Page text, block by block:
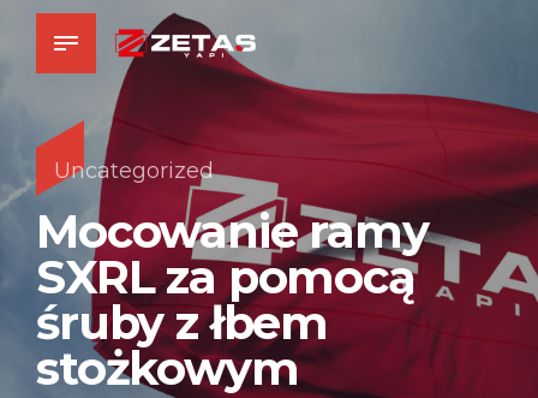
Uncategorized
Mocowanie ramy
SXRL za pomocą
śruby z łbem
stożkowym